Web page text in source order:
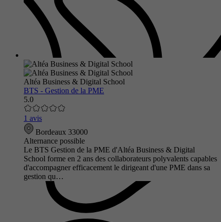
Altéa Business & Digital School
BTS - Gestion de la PME
5.0
1 avis
Bordeaux 33000
Alternance possible
Le BTS Gestion de la PME d'Altéa Business & Digital
School forme en 2 ans des collaborateurs polyvalents capables
d'accompagner efficacement le dirigeant d'une PME dans sa
gestion qu…